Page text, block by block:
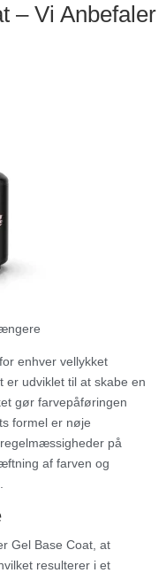
– Vi Anbefaler
enhver vellykket
er udviklet til at skabe en
gør farvepåføringen
formel er nøje
på
af farven og
Gel Base Coat, at
resulterer i et